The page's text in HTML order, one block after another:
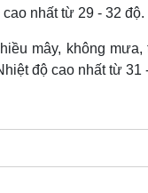
nhất từ 29 - 32 độ.
mây, không
độ cao nhất từ 31